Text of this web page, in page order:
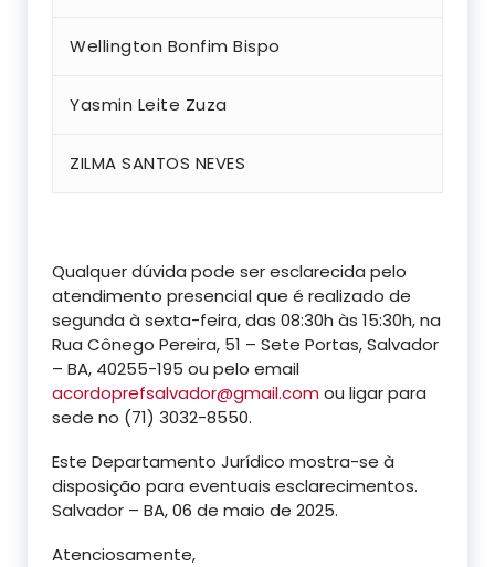
Wellington Bonfim Bispo
Yasmin Leite Zuza
ZILMA SANTOS NEVES
Qualquer dúvida pode ser esclarecida pelo
atendimento presencial que é realizado de
segunda à sexta-feira, das 08:30h às 15:30h, na
Rua Cônego Pereira, 51 – Sete Portas, Salvador
– BA, 40255-195 ou pelo email
acordoprefsalvador@gmail.comou ligar para
sede no (71) 3032-8550.
Este Departamento Jurídico mostra-se à
disposição para eventuais esclarecimentos.
Salvador – BA, 06 de maio de 2025.
Atenciosamente,